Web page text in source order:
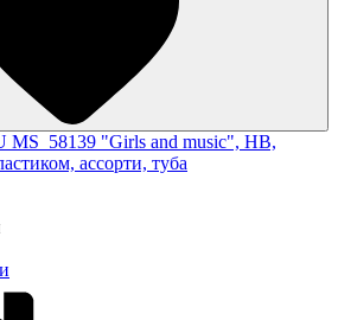
MS_58139 "Girls and music", HB,
ассорти, туба